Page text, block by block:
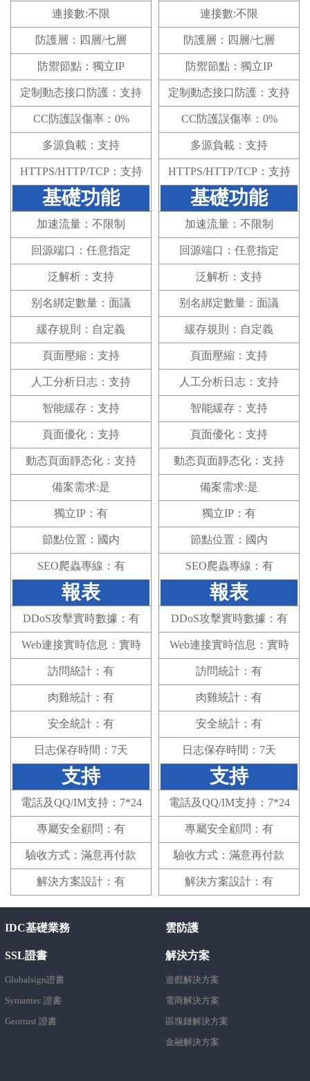
連接數:不限
防護層：四層/七層
防禦節點：獨立IP
定制動态接口防護：支持
CC防護誤傷率：0%
多源負載：支持
HTTPS/HTTP/TCP：支持
基礎功能
加速流量：不限制
回源端口：任意指定
泛解析：支持
别名綁定數量：面議
緩存規則：自定義
頁面壓縮：支持
人工分析日志：支持
智能緩存：支持
頁面優化：支持
動态頁面靜态化：支持
備案需求:是
獨立IP：有
節點位置：國内
SEO爬蟲專線：有
報表
DDoS攻擊實時數據：有
Web連接實時信息：實時
訪問統計：有
肉雞統計：有
安全統計：有
日志保存時間：7天
支持
電話及QQ/IM支持：7*24
專屬安全顧問：有
驗收方式：滿意再付款
解決方案設計：有
連接數:不限
防護層：四層/七層
防禦節點：獨立IP
定制動态接口防護：支持
CC防護誤傷率：0%
多源負載：支持
HTTPS/HTTP/TCP：支持
基礎功能
加速流量：不限制
回源端口：任意指定
泛解析：支持
别名綁定數量：面議
緩存規則：自定義
頁面壓縮：支持
人工分析日志：支持
智能緩存：支持
頁面優化：支持
動态頁面靜态化：支持
備案需求:是
獨立IP：有
節點位置：國内
SEO爬蟲專線：有
報表
DDoS攻擊實時數據：有
Web連接實時信息：實時
訪問統計：有
肉雞統計：有
安全統計：有
日志保存時間：7天
支持
電話及QQ/IM支持：7*24
專屬安全顧問：有
驗收方式：滿意再付款
解決方案設計：有
IDC基礎業務 雲防護
SSL證書
Globalsign證書
Symantec 證書
Geotrust 證書
解決方案
遊戲解決方案
電商解決方案
區塊鏈解決方案
金融解決方案